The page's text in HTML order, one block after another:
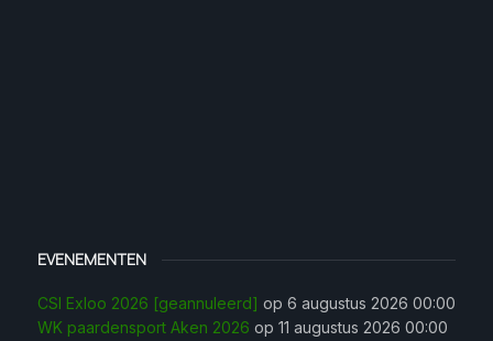
EVENEMENTEN
CSI Exloo 2026 [geannuleerd] op 6 augustus 2026 00:00
WK paardensport Aken 2026 op 11 augustus 2026 00:00